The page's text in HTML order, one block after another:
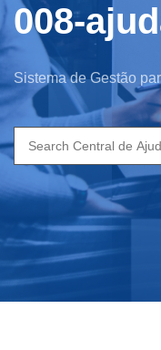
008-
Sistema de Gestão
Search
for: